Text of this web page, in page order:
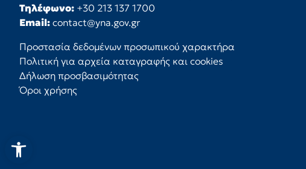
Ανοίξτε τη γραμμή εργαλείων
Τηλέφωνο: +30 213 137 1700
Email: contact@yna.gov.gr
Προστασία δεδομένων προσωπικού χαρακτήρα
Πολιτική για αρχεία καταγραφής και cookies
Δήλωση προσβασιμότητας
Όροι χρήσης